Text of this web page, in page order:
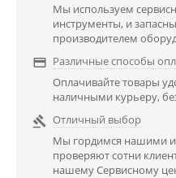
Мы используем
инструменты, и
производителем
 Различные способы
Оплачивайте товары
наличными курьеру,
 Отличный выбор
Мы гордимся нашими
проверяют сотни
нашему Сервисному